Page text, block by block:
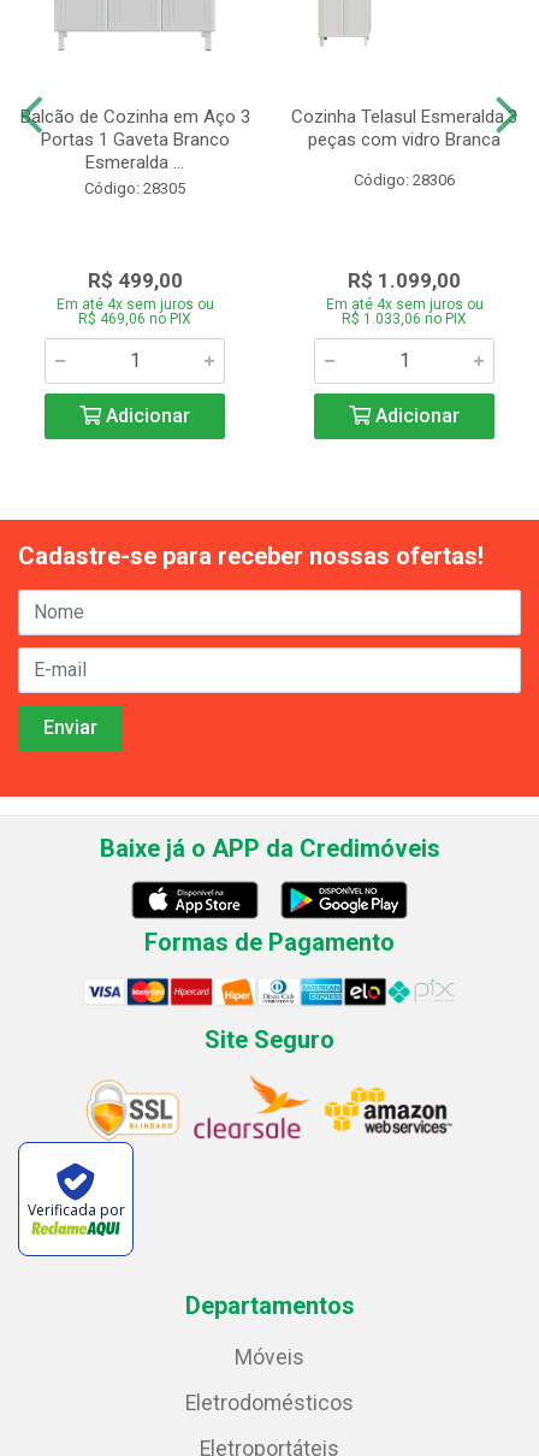
Balcão de Cozinha em Aço 3
Portas 1 Gaveta Branco
Esmeralda ...
Código: 28305
R$ 499,00
Em até 4x sem juros ou
R$ 469,06 no PIX
Adicionar
Cozinha Telasul Esmeralda.3
peças com vidro Branca
Código: 28306
R$ 1.099,00
Em até 4x sem juros ou
R$ 1.033,06 no PIX
Adicionar
Cadastre-se para receber nossas ofertas!
Baixe já o APP da Credimóveis
Formas de Pagamento
Site Seguro
Verificada por
Departamentos
Móveis
Eletrodomésticos
Eletroportáteis